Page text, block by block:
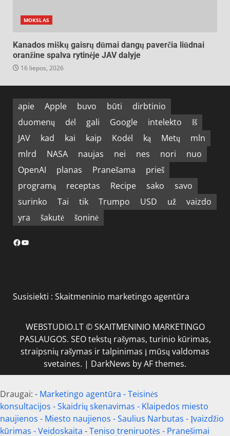
MOKSLAS
Kanados miškų gaisrų dūmai dangų paverčia liūdnai
oranžine spalva rytinėje JAV dalyje
16 liepos, 2026
apie Apple buvo būti
dirbtinio
duomenų
dėl gali Google intelekto
Iš
JAV
kad kai kaip Kodėl ką Metų
mln
mlrd
NASA naujas nei nes nori
nuo
OpenAI
planas Pranešama
prieš
programą
receptas Recipe sako
savo
surinko
Tai tik Trumpo USD už
vaizdo
yra
šakutė šoninė
Facebook
YouTube
Susisiekti : Skaitmeninio marketingo agentūra
WEBSTUDIO.LT © SKAITMENINIO MARKETINGO
PASLAUGOS. SEO tekstų rašymas, turinio kūrimas,
straipsnių rašymas ir talpinimas į mūsų valdomas
svetaines. | DarkNews by AF themes.
Draugai: - Marketingo agentūra -Teisinės
konsultacijos -Skaidrių skenavimas - Klaipedos miesto
naujienos - Miesto naujienos -Saulius Narbutas -Įvaizdžio
kūrimas -Veidoskaita -Teniso treniruotės - Pranešimai